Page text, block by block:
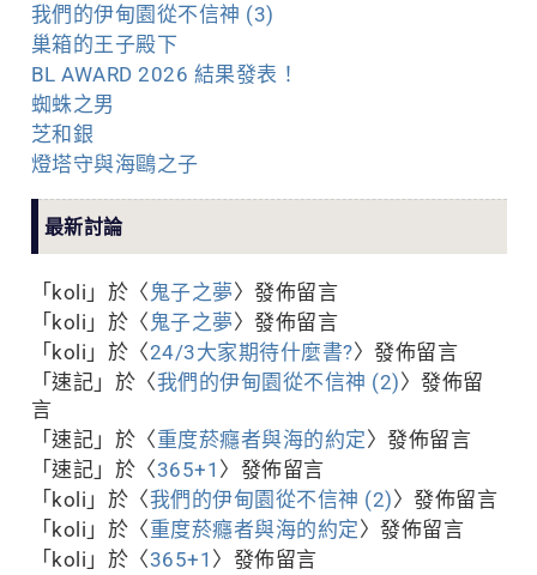
我們的伊甸園從不信神 (3)
巢箱的王子殿下
BL AWARD 2026 結果發表！
蜘蛛之男
芝和銀
燈塔守與海鷗之子
最新討論
「koli 」於〈 鬼子之夢〉發佈留言
「koli 」於〈 鬼子之夢〉發佈留言
「koli 」於〈24/3大家期待什麼書?〉發佈留言
「速記 」於〈我們的伊甸園從不信神 (2)〉發佈留
言
「速記 」於〈重度菸癮者與海的約定〉發佈留言
「速記 」於〈365+1 〉發佈留言
「koli 」於〈我們的伊甸園從不信神 (2)〉發佈留言
「koli 」於〈重度菸癮者與海的約定〉發佈留言
「koli 」於〈365+1 〉發佈留言